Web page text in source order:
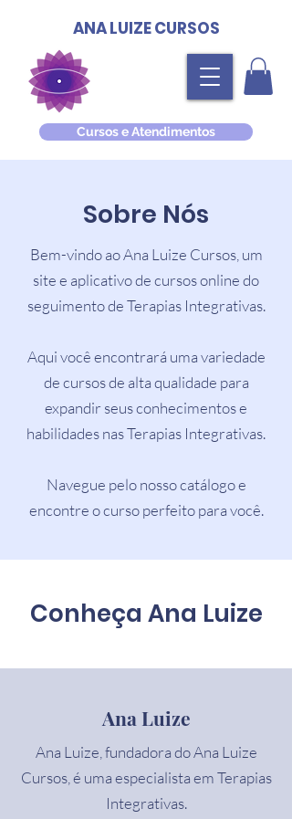
ANA LUIZE CURSOS
Cursos e Atendimentos
Sobre Nós
Bem-vindo ao Ana Luize Cursos, um
site e aplicativo de cursos online do
seguimento de Terapias Integrativas.
Aqui você encontrará uma variedade
de cursos de alta qualidade para
expandir seus conhecimentos e
habilidades nas Terapias Integrativas.
Navegue pelo nosso catálogo e
encontre o curso perfeito para você.
Conheça Ana Luize
Ana Luize
Ana Luize, fundadora do Ana Luize
Cursos, é uma especialista em Terapias
Integrativas.